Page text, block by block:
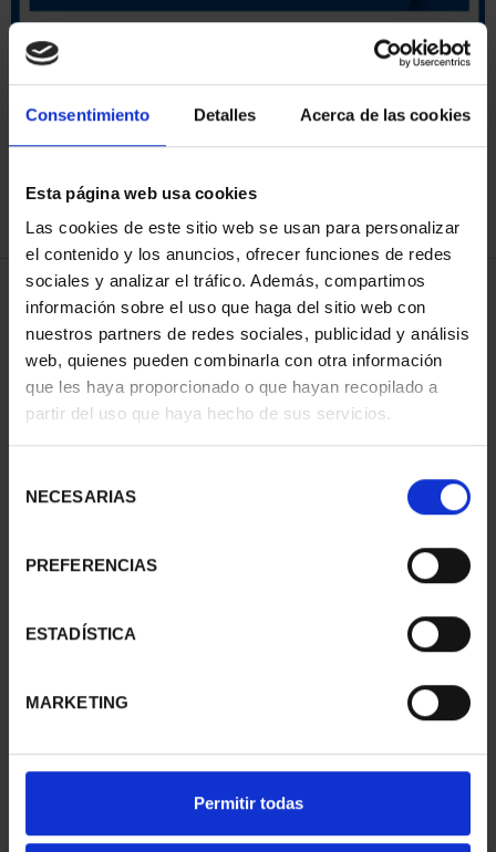
Consentimiento Detalles Acerca de las cookies
Esta página web usa cookies
Las cookies de este sitio web se usan para personalizar
el contenido y los anuncios, ofrecer funciones de redes
sociales y analizar el tráfico. Además, compartimos
información sobre el uso que haga del sitio web con
nuestros partners de redes sociales, publicidad y análisis
web, quienes pueden combinarla con otra información
que les haya proporcionado o que hayan recopilado a
partir del uso que haya hecho de sus servicios.
NECESARIAS
PREFERENCIAS
ESTADÍSTICA
MARKETING
Permitir todas
REFINAR
4 Productos encontrados
PROVINCIA 1
Sólo para usuarios
SUSCRIPCIÓN
CAPITALES DE
PROVINCIA 2
Sólo para usuarios
registrados